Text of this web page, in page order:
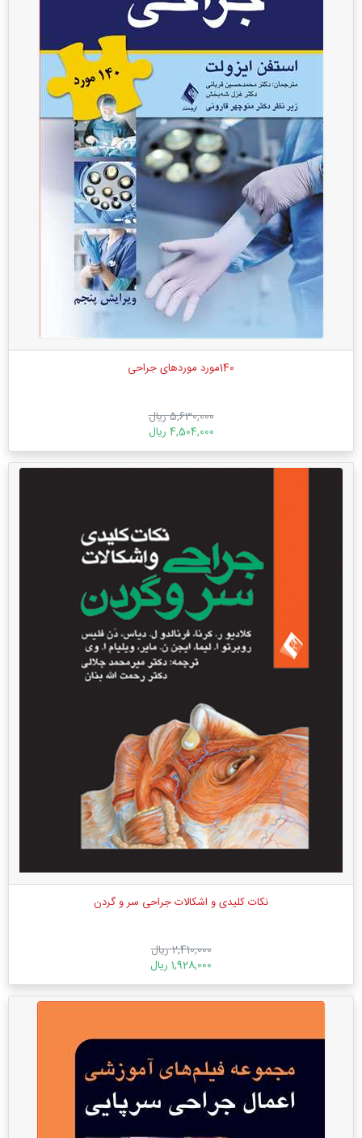
140مورد موردهای جراحی
5,630,000 ریال
4,504,000 ریال
نکات کلیدی و اشکالات جراحی سر و گردن
2,410,000 ریال
1,928,000 ریال